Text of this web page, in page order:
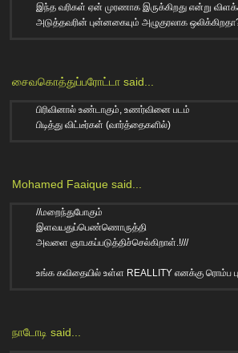
இந்த வரிகள் ஏன் முரணாக இருக்கிறது என்று
அடுத்தவரின் புன்னகையும் அழுகுரலாக
சைவகொத்துப்பரோட்டா said...
பிரிவினால் உண்டாகும், உணர்வினை படம்
பிடித்து விட்டீர்கள் (வார்த்தைகளில்)
Mohamed Faaique said...
//மறைந்துபோகும்
இளவயதுப்பெண்ணொருத்தி
அவளை ஞாபகப்படுத்திச்செல்கிறாள்.!///
உங்க கவிதையில் உள்ள REALLITY எனக்கு ரொம்ப
நாடோடி said...